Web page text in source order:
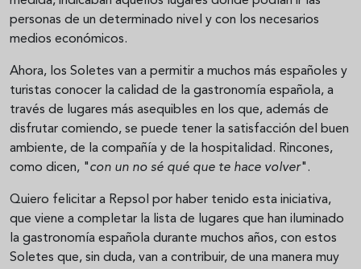
personas de un determinado nivel y con los necesarios
medios económicos.
Ahora, los Soletes van a permitir a muchos más españoles y
turistas conocer la calidad de la gastronomía española, a
través de lugares más asequibles en los que, además de
disfrutar comiendo, se puede tener la satisfacción del buen
ambiente, de la compañía y de la hospitalidad. Rincones,
como dicen, "con un no sé qué que te hace volver".
Quiero felicitar a Repsol por haber tenido esta iniciativa,
que viene a completar la lista de lugares que han iluminado
la gastronomía española durante muchos años, con estos
Soletes que, sin duda, van a contribuir, de una manera muy